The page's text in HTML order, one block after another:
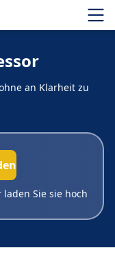
an Klarheit zu
Sie sie hoch